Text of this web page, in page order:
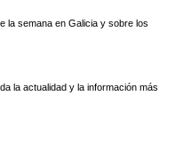
la semana en Galicia y sobre los
la actualidad y la información más